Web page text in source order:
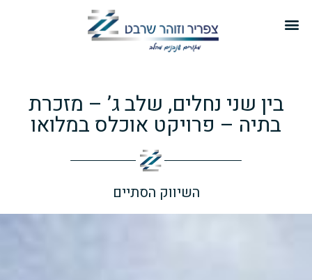
בין שני נחלים, שלב ג’ – מזכרת
בתיה – פרויקט אוכלס במלואו
השיווק הסתיים